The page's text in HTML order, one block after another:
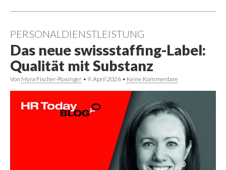
PERSONALDIENSTLEISTUNG
Das neue swissstaffing-Label:
Qualität mit Substanz
Von Myra Fischer-Rosinger • 9. April 2026 • Keine Kommentare